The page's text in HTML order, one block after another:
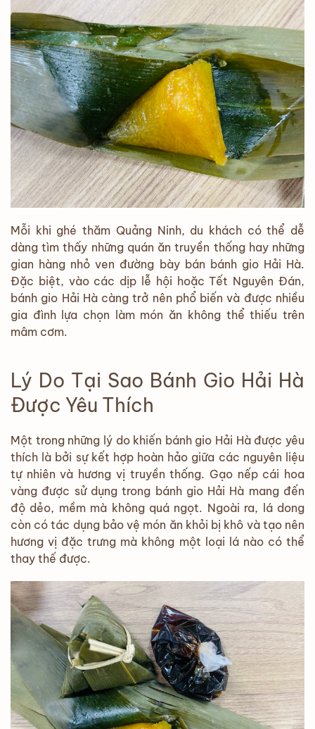
Mỗi khi ghé thăm Quảng Ninh, du khách có thể dễ
dàng tìm thấy những quán ăn truyền thống hay những
gian hàng nhỏ ven đường bày bán bánh gio Hải Hà.
Đặc biệt, vào các dịp lễ hội hoặc Tết Nguyên Đán,
bánh gio Hải Hà càng trở nên phổ biến và được nhiều
gia đình lựa chọn làm món ăn không thể thiếu trên
mâm cơm.
Lý Do Tại Sao Bánh Gio Hải Hà
Được Yêu Thích
Một trong những lý do khiến bánh gio Hải Hà được yêu
thích là bởi sự kết hợp hoàn hảo giữa các nguyên liệu
tự nhiên và hương vị truyền thống. Gạo nếp cái hoa
vàng được sử dụng trong bánh gio Hải Hà mang đến
độ dẻo, mềm mà không quá ngọt. Ngoài ra, lá dong
còn có tác dụng bảo vệ món ăn khỏi bị khô và tạo nên
hương vị đặc trưng mà không một loại lá nào có thể
thay thế được.